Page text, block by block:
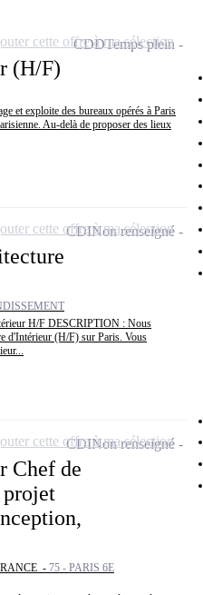
(H/F)
et exploite des bureaux opérés à Paris
Au-delà de proposer des lieux
CDDTemps plein
cette offre à ma sélection
H/F DESCRIPTION : Nous
d'Intérieur (H/F) sur Paris. Vous
CDINon renseigné
cette offre à ma sélection
Chef de
- 75 - PARIS 6E
CDINon renseigné
cette offre à ma sélection